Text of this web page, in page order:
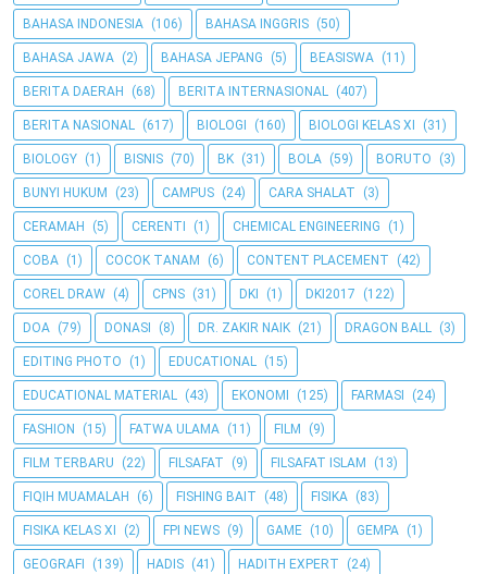
BAHASA INDONESIA (106) BAHASA INGGRIS (50)
BAHASA JAWA (2) BAHASA JEPANG (5) BEASISWA (11)
BERITA DAERAH (68) BERITA INTERNASIONAL (407)
BERITA NASIONAL (617) BIOLOGI (160) BIOLOGI KELAS XI (31)
BIOLOGY (1) BISNIS (70) BK (31) BOLA (59) BORUTO (3)
BUNYI HUKUM (23) CAMPUS (24) CARA SHALAT (3)
CERAMAH (5) CERENTI (1) CHEMICAL ENGINEERING (1)
COBA (1) COCOK TANAM (6) CONTENT PLACEMENT (42)
COREL DRAW (4) CPNS (31) DKI (1) DKI2017 (122)
DOA (79) DONASI (8) DR. ZAKIR NAIK (21) DRAGON BALL (3)
EDITING PHOTO (1) EDUCATIONAL (15)
EDUCATIONAL MATERIAL (43) EKONOMI (125) FARMASI (24)
FASHION (15) FATWA ULAMA (11) FILM (9)
FILM TERBARU (22) FILSAFAT (9) FILSAFAT ISLAM (13)
FIQIH MUAMALAH (6) FISHING BAIT (48) FISIKA (83)
FISIKA KELAS XI (2) FPI NEWS (9) GAME (10) GEMPA (1)
GEOGRAFI (139) HADIS (41) HADITH EXPERT (24)